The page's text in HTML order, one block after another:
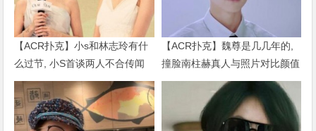
【ACR扑克】小s和林志玲有什
么过节, 小S首谈两人不合传闻
说了什么
【ACR扑克】魏尊是几几年的,
撞脸南柱赫真人与照片对比颜值
被质疑